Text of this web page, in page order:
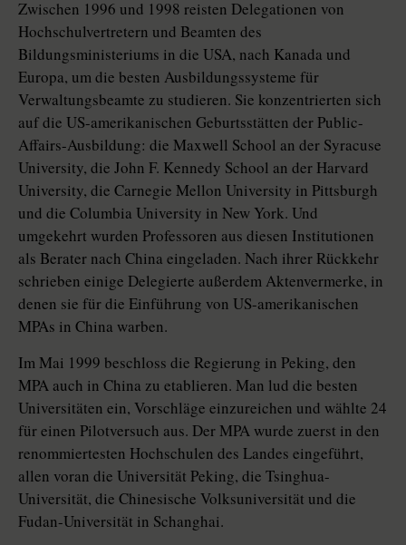
Zwischen 1996 und 1998 reisten Delegationen von
Hochschulvertretern und Beamten des
Bildungsministeriums in die USA, nach Kanada und
Europa, um die besten Ausbildungssysteme für
Verwaltungsbeamte zu studieren. Sie konzentrierten sich
auf die US-amerikanischen Geburtsstätten der Public-
Affairs-Ausbildung: die Maxwell School an der Syracuse
University, die John F. Kennedy School an der Harvard
University, die Carnegie Mellon University in Pittsburgh
und die Columbia University in New York. Und
umgekehrt wurden Professoren aus diesen Institutionen
als Berater nach China eingeladen. Nach ihrer Rückkehr
schrieben einige Delegierte außerdem Aktenvermerke, in
denen sie für die Einführung von US-amerikanischen
MPAs in China warben.
Im Mai 1999 beschloss die Regierung in Peking, den
MPA auch in China zu etablieren. Man lud die besten
Universitäten ein, Vorschläge einzureichen und wählte 24
für einen Pilotversuch aus. Der MPA wurde zuerst in den
renommiertesten Hochschulen des Landes eingeführt,
allen voran die Universität Peking, die Tsinghua-
Universität, die Chinesische Volksuniversität und die
Fudan-Universität in Schanghai.